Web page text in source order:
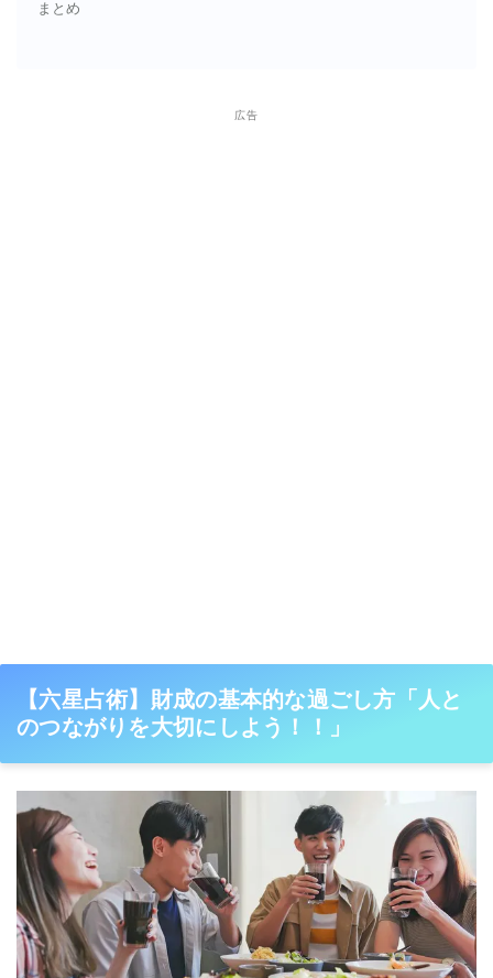
まとめ
広告
【六星占術】財成の基本的な過ごし方「人と
のつながりを大切にしよう！！」